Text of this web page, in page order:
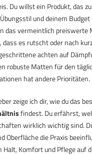
Du willst ein Produkt, das
und deinem
das vermeintlich preiswerte
dass es rutscht oder nach
achten auf
robuste Matten für den
hat andere Prioritäten.
zeige ich dir, wie du das
findest. Du erfährst,
wirklich wichtig sind.
Oberfläche die Praxis
Halt, Komfort und Pflege auf